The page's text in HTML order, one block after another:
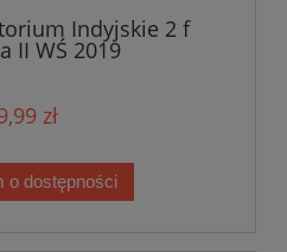
Indyjskie 2 f
II WŚ 2019
zł
o dostępności